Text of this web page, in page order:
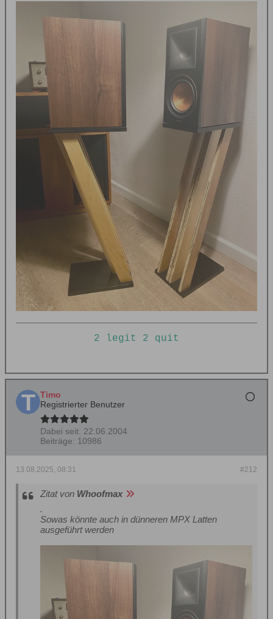
2 legit 2 quit
Timo
Registrierter Benutzer
Dabei seit: 22.06.2004
Beiträge: 10986
#212
13.08.2025, 08:31
Zitat von Whoofmax
.
Sowas könnte auch in dünneren MPX Latten
ausgeführt werden